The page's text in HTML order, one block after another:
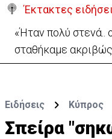
Έκτακτες
Σήμερα στο Ζακάκι
17χρονο Μάριο-
Ειδήσεις Κύπρος
Σπείρα